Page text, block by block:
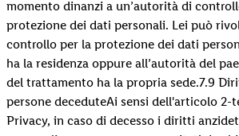
momento dinanzi a un’autorità di
protezione dei dati personali. Lei può
controllo per la protezione dei dati
ha la residenza oppure all’autorità del
del trattamento ha la propria sede.7.9
persone deceduteAi sensi dell'articolo 2-
Privacy, in caso di decesso i diritti